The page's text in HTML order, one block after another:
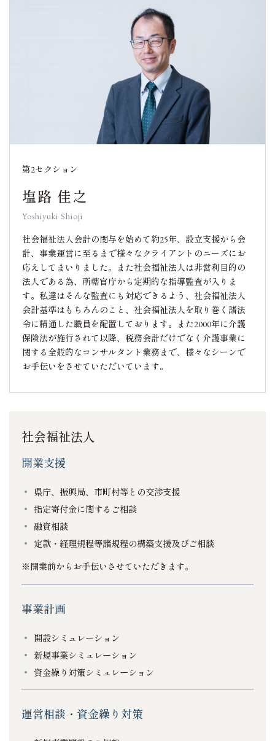
第2セクション
塩路 佳之
Yoshiyuki Shioji
社会福祉法人会計の関与を始めて約25年、設立支援から会
計、事業運営に至るまで様々なクライアントのニーズにお
応えしてまいりました。また社会福祉法人は非営利目的の
法人である為、所轄官庁から定期的な指導監査が入りま
す。私達はそんな監査にも対応できるよう、社会福祉法人
会計基準はもちろんのこと、社会福祉法人を取り巻く諸法
令に精通した職員を配置しております。また2000年に介護
保険法が施行されて以降、税務会計だけでなく介護事業に
関する全般的なコンサルタント業務まで、様々なシーンで
お手伝いをさせていただいています。
社会福祉法人
開業支援
県庁、振興局、市町村等との交渉支援
指定寄付金に関するご相談
融資相談
定款・経理規程等諸規程の構築支援及びご相談
※開業前からお手伝いさせていただきます。
事業計画
開設シミュレーション
新規事業シミュレーション
資金繰り対策シミュレーション
運営相談・資金繰り対策